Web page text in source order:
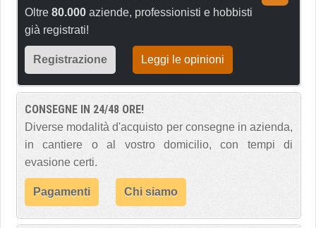
Oltre 80.000 aziende, professionisti e hobbisti
già registrati!
Registrazione Leggi le opinioni
CONSEGNE IN 24/48 ORE!
Diverse modalità d'acquisto per consegne in azienda,
in cantiere o al vostro domicilio, con tempi di
evasione certi.
Pagamenti Chi siamo